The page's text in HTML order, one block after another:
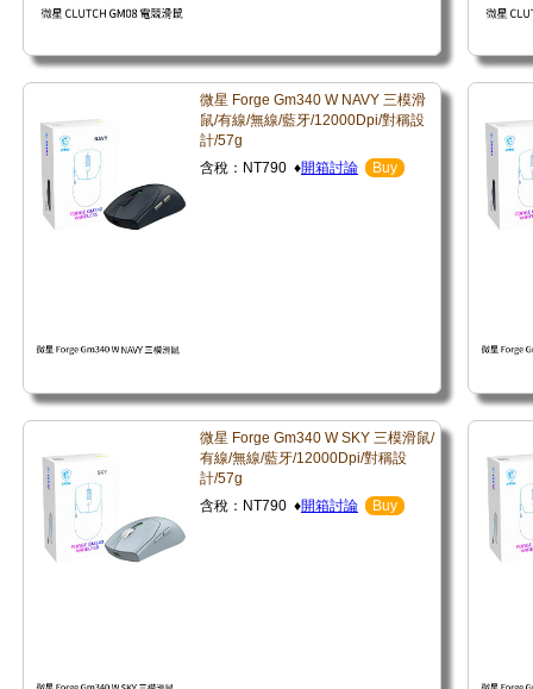
微星 Forge Gm340 W NAVY 三模滑
鼠/有線/無線/藍牙/12000Dpi/對稱設
計/57g
含稅：NT790 ♦開箱討論 Buy
微星 Forge Gm340 W SKY 三模滑鼠/
有線/無線/藍牙/12000Dpi/對稱設
計/57g
含稅：NT790 ♦開箱討論 Buy